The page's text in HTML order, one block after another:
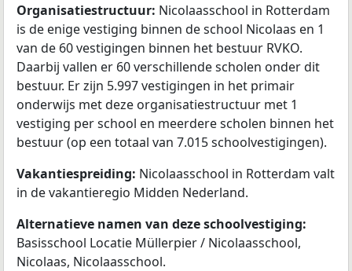
Organisatiestructuur: Nicolaasschool in Rotterdam
is de enige vestiging binnen de school Nicolaas en 1
van de 60 vestigingen binnen het bestuur RVKO.
Daarbij vallen er 60 verschillende scholen onder dit
bestuur. Er zijn 5.997 vestigingen in het primair
onderwijs met deze organisatiestructuur met 1
vestiging per school en meerdere scholen binnen het
bestuur (op een totaal van 7.015 schoolvestigingen).
Vakantiespreiding: Nicolaasschool in Rotterdam valt
in de vakantieregio Midden Nederland.
Alternatieve namen van deze schoolvestiging:
Basisschool Locatie Müllerpier / Nicolaasschool,
Nicolaas, Nicolaasschool.